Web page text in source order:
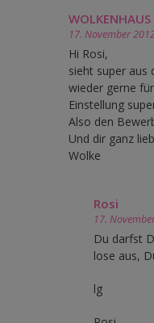
WOLKENHAUS
17. November
Hi Rosi,
sieht super aus
wieder gerne
Einstellung
Also den
Und dir ganz
Wolke
Rosi
17.
Du darfst
lose aus,
lg